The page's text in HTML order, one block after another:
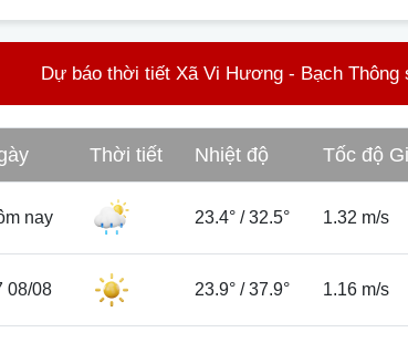
Dự báo thời tiết Xã Vi Hương - Bạch Thông
Thời tiết Nhiệt độ Tốc độ
nay 23.4° /32.5° 1.32 m/s
08/08 23.9° /37.9° 1.16 m/s